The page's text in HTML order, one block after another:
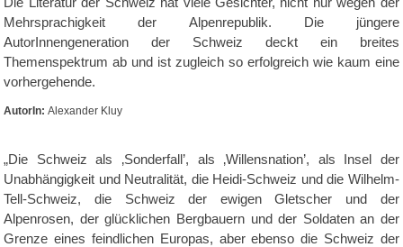
Mehrsprachigkeit der Alpenrepublik. Die jüngere
AutorInnengeneration der Schweiz deckt ein breites
Themenspektrum ab und ist zugleich so erfolgreich wie kaum eine
vorhergehende.
AutorIn:Alexander Kluy
„Die Schweiz als ‚Sonderfall’, als ‚Willensnation’, als Insel der
Unabhängigkeit und Neutralität, die Heidi-Schweiz und die Wilhelm-
Tell-Schweiz, die Schweiz der ewigen Gletscher und der
Alpenrosen, der glücklichen Bergbauern und der Soldaten an der
Grenze eines feindlichen Europas, aber ebenso die Schweiz der